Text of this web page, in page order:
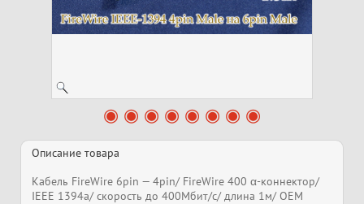
Описание товара
Кабель FireWire 6pin — 4pin/ FireWire 400 α-коннектор/
IEEE 1394a/ скорость до 400Мбит/с/ длина 1м/ OEM